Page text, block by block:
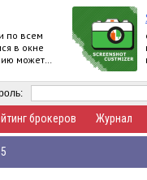
по всем
в окне
может
брокеров Журнал